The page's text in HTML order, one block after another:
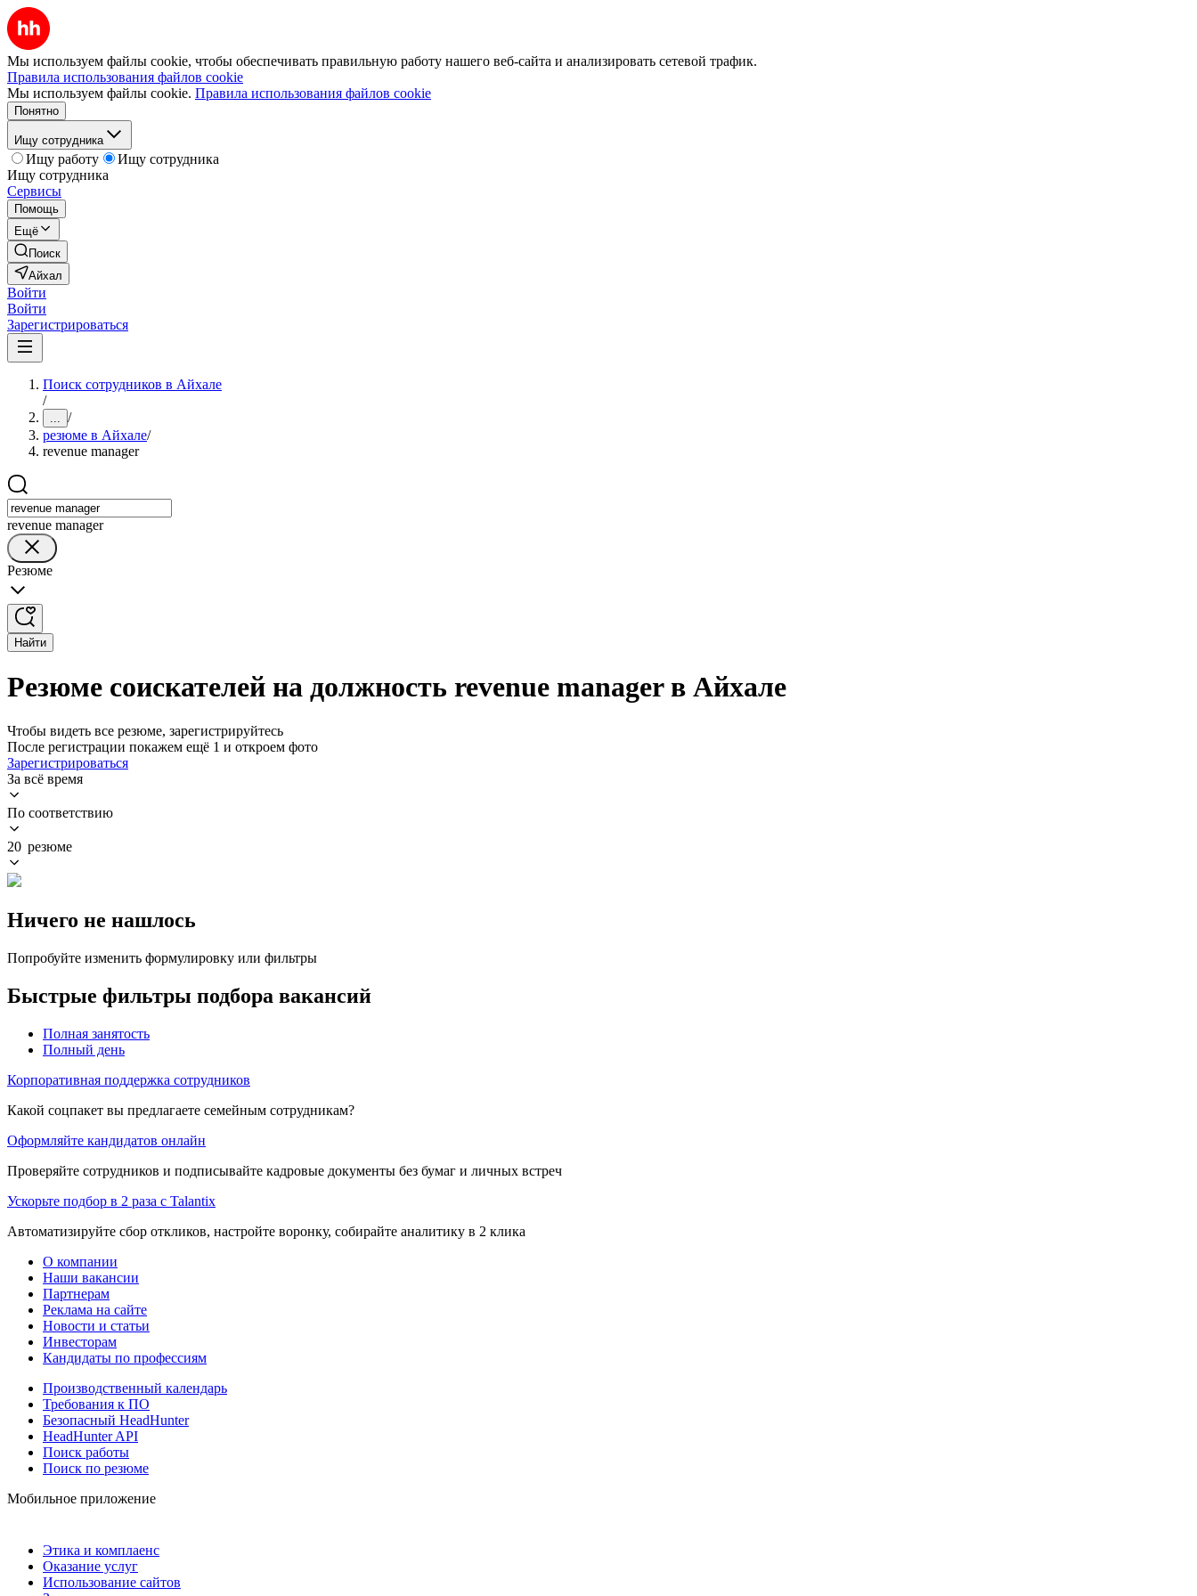
Мы используем файлы cookie, чтобы обеспечивать правильную работу нашего веб-сайта и анализировать сетевой трафик.
Правила использования файлов cookie
Мы используем файлы cookie. Правила использования файлов cookie
Понятно
Ищу сотрудника
Ищу работу
Ищу сотрудника
Ищу сотрудника
Сервисы
Помощь
Ещё
Поиск
Айхал
Войти
Войти
Зарегистрироваться
Поиск сотрудников в Айхале
/
... /
резюме в Айхале/
revenue manager
revenue manager
Резюме
Найти
Резюме соискателей на должность revenue manager в Айхале
Чтобы видеть все резюме, зарегистрируйтесь
После регистрации покажем ещё 1 и откроем фото
Зарегистрироваться
За всё время
По соответствию
20 резюме
Ничего не нашлось
Попробуйте изменить формулировку или фильтры
Быстрые фильтры подбора вакансий
Полная занятость
Полный день
Корпоративная поддержка сотрудников
Какой соцпакет вы предлагаете семейным сотрудникам?
Оформляйте кандидатов онлайн
Проверяйте сотрудников и подписывайте кадровые документы без бумаг и личных встреч
Ускорьте подбор в 2 раза с Talantix
Автоматизируйте сбор откликов, настройте воронку, собирайте аналитику в 2 клика
О компании
Наши вакансии
Партнерам
Реклама на сайте
Новости и статьи
Инвесторам
Кандидаты по профессиям
Производственный календарь
Требования к ПО
Безопасный HeadHunter
HeadHunter API
Поиск работы
Поиск по резюме
Мобильное приложение
Этика и комплаенс
Оказание услуг
Использование сайтов